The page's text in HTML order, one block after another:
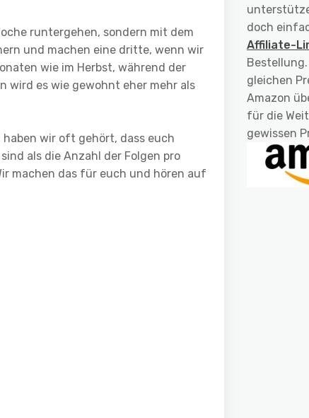
runtergehen, sondern mit dem
und machen eine dritte, wenn wir
wie im Herbst, während der
wird es wie gewohnt eher mehr als
wir oft gehört, dass euch
als die Anzahl der Folgen pro
machen das für euch und hören auf
doch
Affiliate-
gleichen
Amazon
für die
gewissen